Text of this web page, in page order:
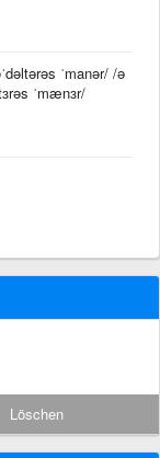
ˈmanər/ /ə
ˈmænɜr/
Löschen